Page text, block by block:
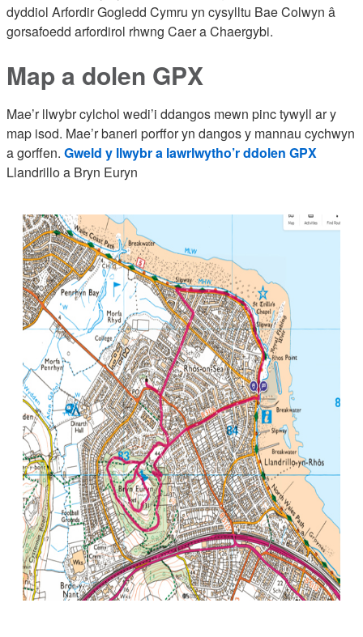
dyddiol Arfordir Gogledd Cymru yn cysylltu Bae Colwyn â
gorsafoedd arfordirol rhwng Caer a Chaergybi.
Map a dolen GPX
Mae’r llwybr cylchol wedi’i ddangos mewn pinc tywyll ar y
map isod. Mae’r baneri porffor yn dangos y mannau cychwyn
a gorffen. Gweld y llwybr a lawrlwytho’r ddolen GPX
Llandrillo a Bryn Euryn